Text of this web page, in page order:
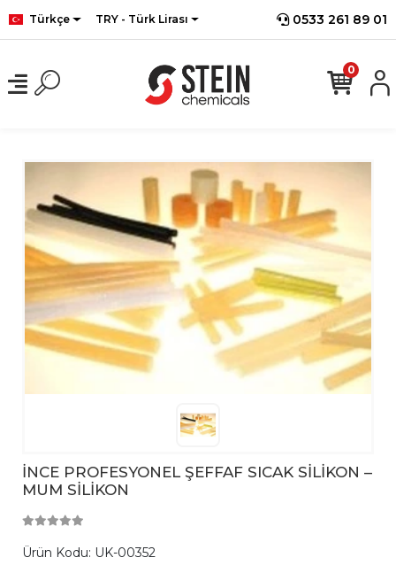
Türkçe TRY - Türk Lirası 0533 261 89 01
0
İNCE PROFESYONEL ŞEFFAF SICAK SİLİKON –
MUM SİLİKON
Ürün Kodu: UK-00352